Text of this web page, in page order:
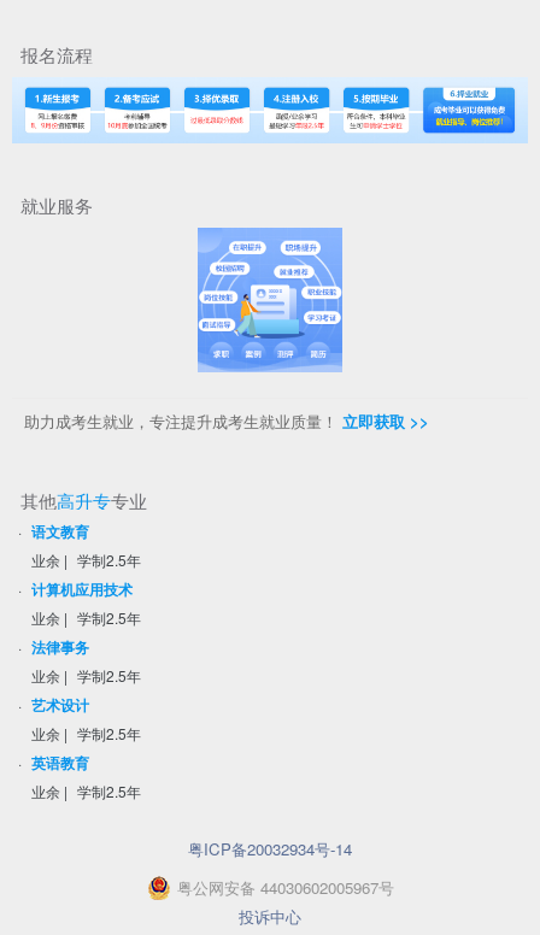
报名流程
就业服务
助力成考生就业，专注提升成考生就业质量！ 立即获取 >>
其他高升专专业
· 语文教育
业余 | 学制2.5年
· 计算机应用技术
业余 | 学制2.5年
· 法律事务
业余 | 学制2.5年
· 艺术设计
业余 | 学制2.5年
· 英语教育
业余 | 学制2.5年
粤ICP备20032934号-14
粤公网安备 44030602005967号
投诉中心